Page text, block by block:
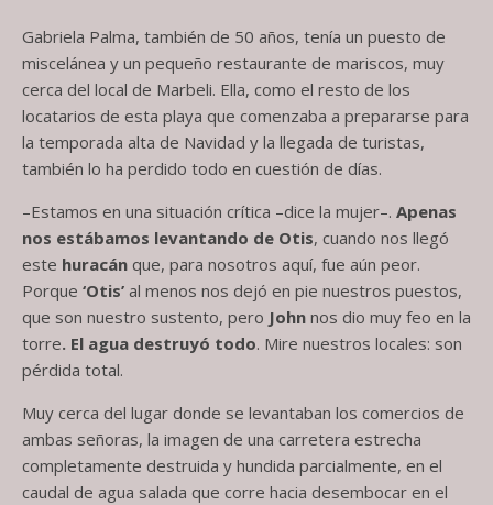
Gabriela Palma, también de 50 años, tenía un puesto de
miscelánea y un pequeño restaurante de mariscos, muy
cerca del local de Marbeli. Ella, como el resto de los
locatarios de esta playa que comenzaba a prepararse para
la temporada alta de Navidad y la llegada de turistas,
también lo ha perdido todo en cuestión de días.
–Estamos en una situación crítica –dice la mujer–. Apenas
nos estábamos levantando de Otis, cuando nos llegó
este huracán que, para nosotros aquí, fue aún peor.
Porque ‘Otis’ al menos nos dejó en pie nuestros puestos,
que son nuestro sustento, pero John nos dio muy feo en la
torre. El agua destruyó todo. Mire nuestros locales: son
pérdida total.
Muy cerca del lugar donde se levantaban los comercios de
ambas señoras, la imagen de una carretera estrecha
completamente destruida y hundida parcialmente, en el
caudal de agua salada que corre hacia desembocar en el